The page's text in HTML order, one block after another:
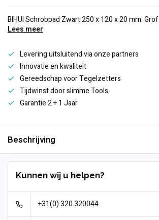
BIHUI Schrobpad Zwart 250 x 120 x 20 mm. Grof
Lees meer
Levering uitsluitend via onze partners
Innovatie en kwaliteit
Gereedschap voor Tegelzetters
Tijdwinst door slimme Tools
Garantie 2 + 1 Jaar
Beschrijving
Kunnen wij u helpen?
+31(0) 320 320044